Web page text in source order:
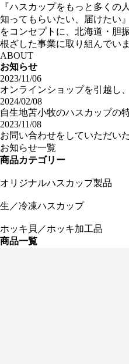
『ハスカップをもっと多くの人
知ってもらいたい、届けたい』
をコンセプトに、北海道・胆
根ざした事業に取り組んでいま
ABOUT
お知らせ
2023/11/06
オンラインショップを引越し
2024/02/08
自生地苫小牧のハスカップの
2023/11/08
お問い合わせをしていただい
お知らせ一覧
商品カテゴリー
オリジナルハスカップ製品
生／冷凍ハスカップ
ホッキ貝／ホッキ加工品
商品一覧